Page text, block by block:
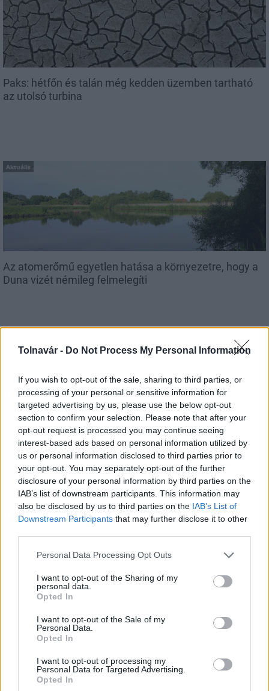
Tolnavár - Do Not Process My Personal Information
If you wish to opt-out of the sale, sharing to third parties, or
processing of your personal or sensitive information for
targeted advertising by us, please use the below opt-out
section to confirm your selection. Please note that after your
opt-out request is processed you may continue seeing
interest-based ads based on personal information utilized by
us or personal information disclosed to third parties prior to
your opt-out. You may separately opt-out of the further
disclosure of your personal information by third parties on the
IAB’s list of downstream participants. This information may
also be disclosed by us to third parties on the IAB’s List of
Downstream Participants that may further disclose it to other
Please note that this website/app uses one or more Google
not limited to your visit or usage behaviour. You may click to
grant or deny consent to Google and its third-party tags to
use your data for below specified purposes in below Google
consent section.
Personal Data Processing Opt Outs
I want to opt-out of the Sharing of my
personal data.
Opted In
I want to opt-out of the Sale of my
Personal Data.
Opted In
I want to opt-out of processing my
Personal Data for Targeted Advertising.
Opted In
Paks: hétfőn és talán még kedden üzemben tartható
az utolsó turbina
Aktuális
Az atomerőmű egyetlen hatása a környezetre, hogy a
Duna vizét némileg felmelegíti
Aktuális
Történelmi táj, amelynek minden köve mesél –
megújul a tatai Angolkert
A projekt részeként megújulnak a területen található
műemlékek, köztük a különleges Műromok, valamint a közeli
Várkanyarban álló Nepomuki Szent János híd és szobor is.
M1 bővítés: már zajlik a teljesen új